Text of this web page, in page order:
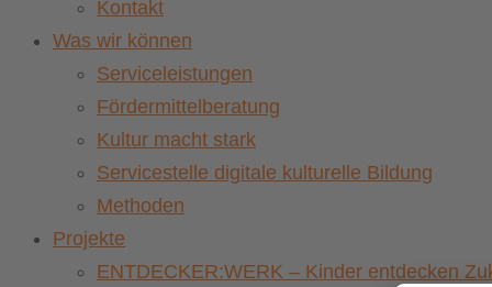
Kontakt
Was wir können
Serviceleistungen
Fördermittelberatung
Kultur macht stark
Servicestelle digitale kulturelle Bildung
Methoden
Projekte
ENTDECKER:WERK – Kinder entdecken